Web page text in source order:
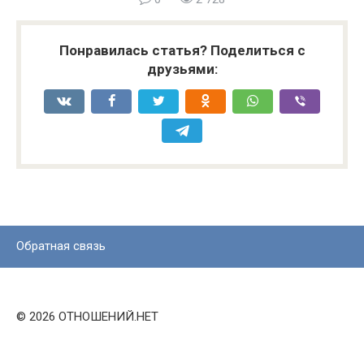
Понравилась статья? Поделиться с
друзьями:
Обратная связь
© 2026 ОТНОШЕНИЙ.НЕТ